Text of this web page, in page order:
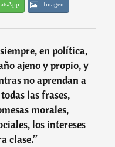
Imagen
en política,
ajeno y propio, y
no aprendan a
las frases,
morales,
los intereses
clase.”